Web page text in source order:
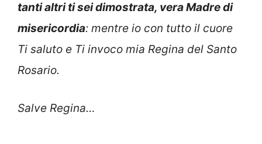
tanti altri ti sei dimostrata, vera Madre di
misericordia: mentre io con tutto il cuore
Ti saluto e Ti invoco mia Regina del Santo
Rosario.
Salve Regina…